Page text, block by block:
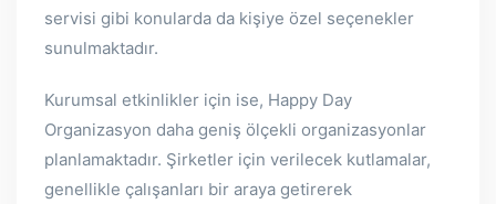
servisi gibi konularda da kişiye özel seçenekler
sunulmaktadır.
Kurumsal etkinlikler için ise, Happy Day
Organizasyon daha geniş ölçekli organizasyonlar
planlamaktadır. Şirketler için verilecek kutlamalar,
genellikle çalışanları bir araya getirerek